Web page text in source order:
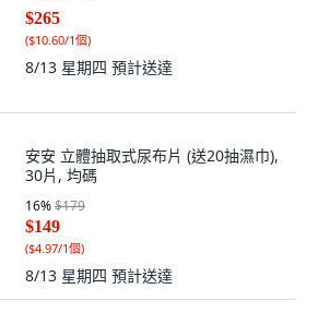
$265
($10.60/1個)
8/13 星期四 預計送達
安安 立體抽取式尿布片 (送20抽濕巾),
30片, 均碼
16%$179
$149
($4.97/1個)
8/13 星期四 預計送達